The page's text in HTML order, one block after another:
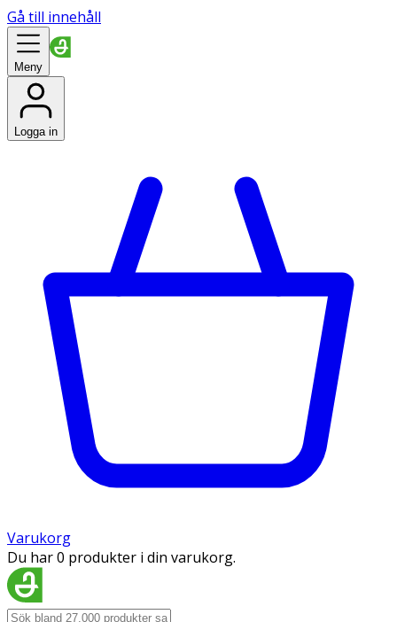
Gå till innehåll
Meny
Logga in
Varukorg
Du har 0 produkter i din varukorg.